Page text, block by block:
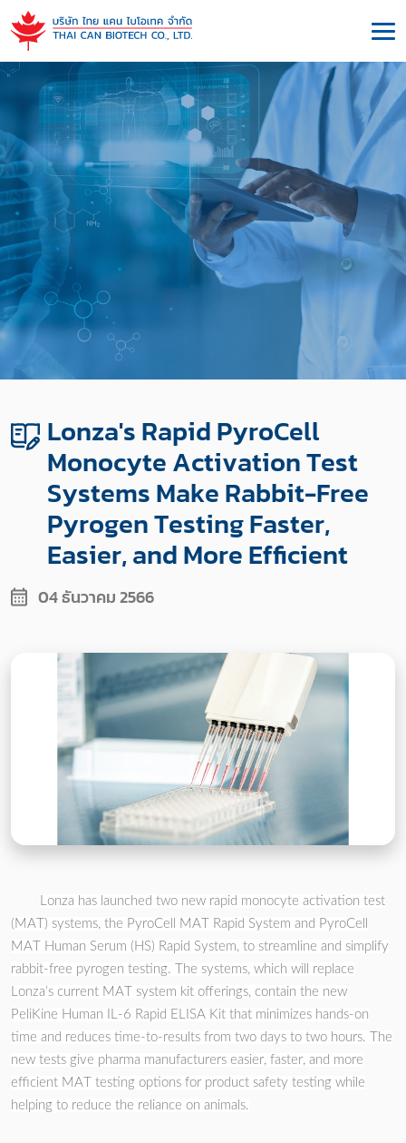
Lonza's Rapid PyroCell
Monocyte Activation Test
Systems Make Rabbit-Free
Pyrogen Testing Faster,
Easier, and More Efficient
04 ธันวาคม 2566
Lonza has launched two new rapid monocyte activation test
(MAT) systems, the PyroCell MAT Rapid System and PyroCell
MAT Human Serum (HS) Rapid System, to streamline and simplify
rabbit-free pyrogen testing. The systems, which will replace
Lonza’s current MAT system kit offerings, contain the new
PeliKine Human IL-6 Rapid ELISA Kit that minimizes hands-on
time and reduces time-to-results from two days to two hours. The
new tests give pharma manufacturers easier, faster, and more
efficient MAT testing options for product safety testing while
helping to reduce the reliance on animals.